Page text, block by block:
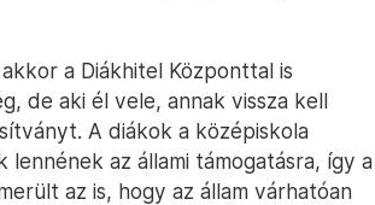
a Diákhitel Központtal is
de aki él vele, annak vissza kell
A diákok a középiskola
az állami támogatásra, így a
az is, hogy az állam várhatóan